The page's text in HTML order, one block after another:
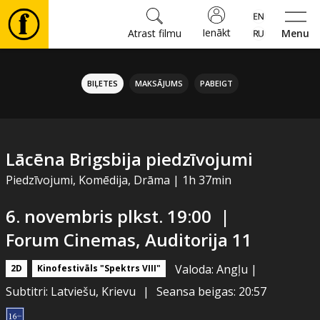
Menu
Ienākt
Atrast filmu
Biļetes
Pasākumi
Ziņas
BIĻETES MAKSĀJUMS PABEIGT
Lācēna Brigsbija piedzīvojumi
Piedzīvojumi, Komēdija, Drāma | 1h 37min
6. novembris plkst. 19:00 |
Forum Cinemas, Auditorija 11
2D Kinofestivāls "Spektrs VIII" Valoda: Angļu |
Subtitri: Latviešu, Krievu
| Seansa beigas: 20:57